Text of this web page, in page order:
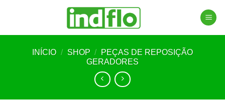
INÍCIO / SHOP /
PEÇAS DE REPOSIÇÃO
GERADORES